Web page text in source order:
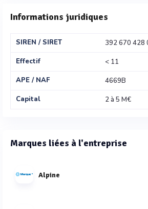
Informations juridiques
SIREN / SIRET
392 670 428
Effectif
< 11
APE / NAF
4669B
Capital
2 à 5 M€
Marques liées à l'entreprise
Alpine